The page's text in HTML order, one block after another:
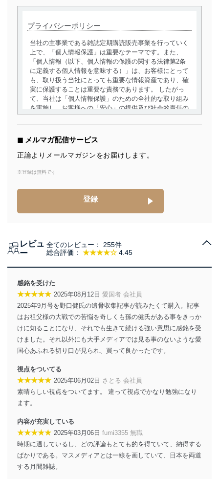
プライバシーポリシー
当社の主事業である雑誌定期購読販売事業を行っていく
上で、「個人情報保護」は重要なテーマです。また、
「個人情報（以下、個人情報の保護の関する法律第2条
に定義する個人情報を意味する）」は、お客様にとって
も、取り扱う当社にとっても重要な情報資産であり、確
実に保護することは重要な責務であります。 したがっ
て、当社は「個人情報保護」のための全社的な取り組み
を実施し、お客様への「安心」の提供及び社会的責任の
個人情報の取得・利用・提供について
当社は、個人情報の取得・利用・提供に際して、その利
達成に必要な範囲内で適法かつ公正な手段によって取
個人情報は、同意を得ずに目的外利用、第三者への提
供・開示は行いません。当社においてはこれらの取り組
法令遵守
に、これらの法令及びその他の規範を常に適合させま
す。
個人情報の安全管理措置
当社は、個人情報の正確性及び安全性を確保するため
に、下記セキュリティ対策をはじめとする安全対策を実
施し、個人情報の漏えい、滅失またはき損の防止及び是
正に努めます。
アクセス制御
個人データを取り扱うことのできる機器及び当該
の不要なアクセスを防止しています。
機器に標準装備されているユーザー制御機能（ユ
ーザーアカウント制御）により、個人情報データ
ベース等を取り扱う情報システムを使用する従業
者を識別・認証しています。
外部からの不正アクセス等の防止
◼︎ メルマガ配信サービス
正論よりメールマガジンをお届けします。
※登録は無料です
登録
レビュ
ー
総合評価： ★★★★☆ 4.45
全てのレビュー： 255件
感銘を受けた
★★★★★ 2025年08月12日 愛国者 会社員
2025年9月号を野口健氏の遺骨収集記事が読みたくて購入。記事
はお祖父様の大戦での苦悩を奇しくも孫の健氏がある事をきっか
けに知ることになり、それでも生きて続ける強い意思に感銘を受
けました。それ以外にも大手メディアでは見る事のないような愛
国心あふれる切り口が見られ、買って良かったです。
視点をついてる
★★★★★ 2025年06月02日 さとる 会社員
素晴らしい視点をついてます。 違って視点でかなり勉強になり
ます。
内容が充実している
★★★★★ 2025年03月06日 fumi3355 無職
時期に適しているし、どの評論もとても的を得ていて、納得する
ばかりである。マスメディアとは一線を画していて、日本を両道
する月間雑誌。